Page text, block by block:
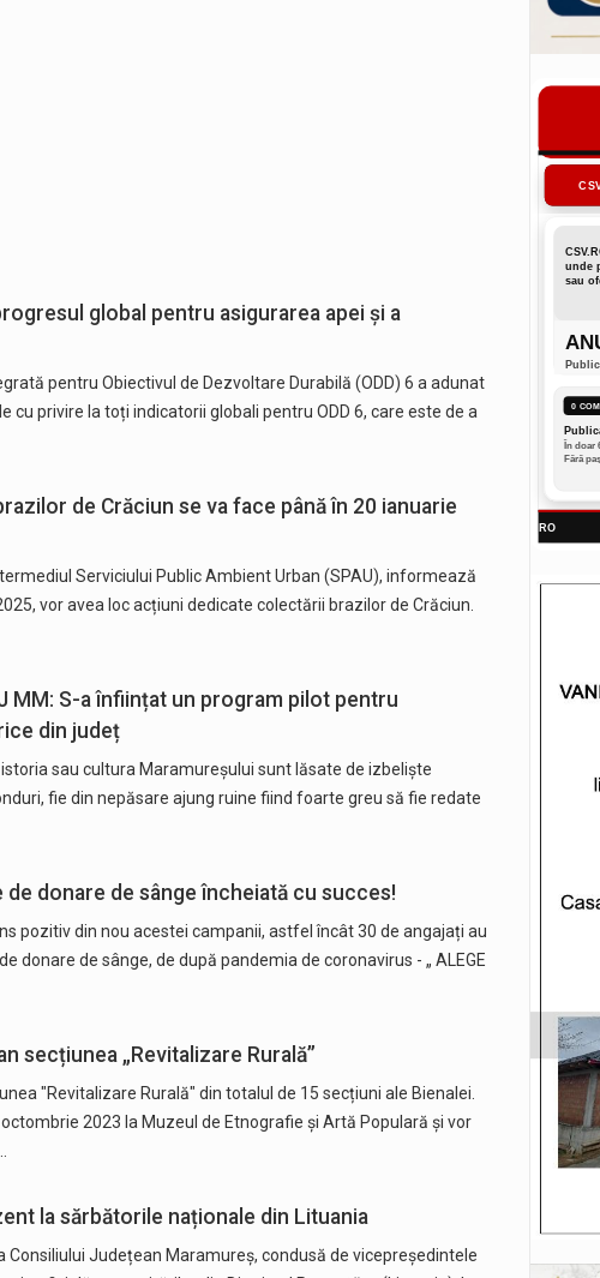
global pentru asigurarea apei și a
pentru Obiectivul de Dezvoltare Durabilă (ODD) 6 a adunat
cu privire la toți indicatorii globali pentru ODD 6, care este de a
de Crăciun se va face până în 20 ianuarie
Serviciului Public Ambient Urban (SPAU), informează
vor avea loc acțiuni dedicate colectării brazilor de Crăciun.
MM: S-a înființat un program pilot pentru
din județ
sau cultura Maramureșului sunt lăsate de izbeliște
fie din nepăsare ajung ruine fiind foarte greu să fie redate
de donare de sânge încheiată cu succes!
pozitiv din nou acestei campanii, astfel încât 30 de angajați au
donare de sânge, de după pandemia de coronavirus - „ ALEGE
secțiunea „Revitalizare Rurală”
"Revitalizare Rurală" din totalul de 15 secțiuni ale Bienalei.
2023 la Muzeul de Etnografie și Artă Populară și vor
la sărbătorile naționale din Lituania
Consiliului Județean Maramureș, condusă de vicepreședintele